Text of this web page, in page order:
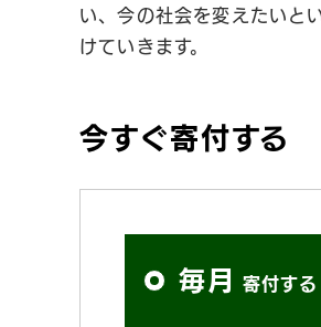
い、今の社会を変えたいと
けていきます。
今すぐ寄付する
ー
毎月 寄付する